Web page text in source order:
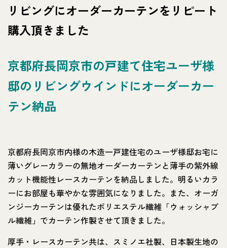
リビングにオーダーカーテンをリピート
購入頂きました
京都府長岡京市の戸建て住宅ユーザ様
邸のリビングウインドにオーダーカー
テン納品
京都府長岡京市内様の木造一戸建住宅のユーザ様邸お宅に
薄いグレーカラーの無地オーダーカーテンと薄手の紫外線
カット機能性レースカーテンを納品しました。明るいカラ
ーにお部屋も華やかな雰囲気になりました。また、オーガ
ンジーカーテンは優れたポリエステル繊維「ウォッシャブ
ル繊維」でカーテン作製させて頂きました。
厚手・レースカーテン共は、スミノエ社製、日本製生地の